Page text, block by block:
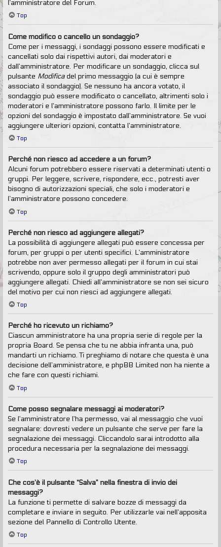
l’amministratore del Forum.
Top
Come modifico o cancello un sondaggio?
Come per i messaggi, i sondaggi possono essere modificati e
cancellati solo dai rispettivi autori, dai moderatori e
dall’amministratore. Per modificare un sondaggio, clicca sul
pulsante Modificadel primo messaggio (a cui è sempre
associato il sondaggio). Se nessuno ha ancora votato, il
sondaggio può essere modificato o cancellato, altrimenti solo i
moderatori e l’amministratore possono farlo. Il limite per le
opzioni del sondaggio è impostato dall’amministratore. Se vuoi
aggiungere ulteriori opzioni, contatta l’amministratore.
Top
Perché non riesco ad accedere a un forum?
Alcuni forum potrebbero essere riservati a determinati utenti o
gruppi. Per leggere, scrivere, rispondere, ecc., potresti aver
bisogno di autorizzazioni speciali, che solo i moderatori e
l’amministratore possono concedere.
Top
Perché non riesco ad aggiungere allegati?
La possibilità di aggiungere allegati può essere concessa per
forum, per gruppi o per utenti specifici. L’amministratore
potrebbe non aver permesso allegati per il forum in cui stai
scrivendo, oppure solo il gruppo degli amministratori può
aggiungere allegati. Chiedi all’amministratore se non sei sicuro
del motivo per cui non riesci ad aggiungere allegati.
Top
Perché ho ricevuto un richiamo?
Ciascun amministratore ha una propria serie di regole per la
propria Board. Se pensa che tu ne abbia infranta una, può
mandarti un richiamo. Ti preghiamo di notare che questa è una
decisione dell’amministratore, e phpBB Limited non ha niente a
che fare con questi richiami.
Top
Come posso segnalare messaggi ai moderatori?
Se l’amministratore l’ha permesso, vai al messaggio che vuoi
segnalare: dovresti vedere un pulsante che serve per fare la
segnalazione dei messaggi. Cliccandolo sarai introdotto alla
procedura necessaria per la segnalazione dei messaggi.
Top
Che cos’è il pulsante “Salva” nella finestra di invio dei
messaggi?
La funzione ti permette di salvare bozze di messaggi da
completare e inviare in seguito. Per utilizzarle vai nell’apposita
sezione del Pannello di Controllo Utente.
Top